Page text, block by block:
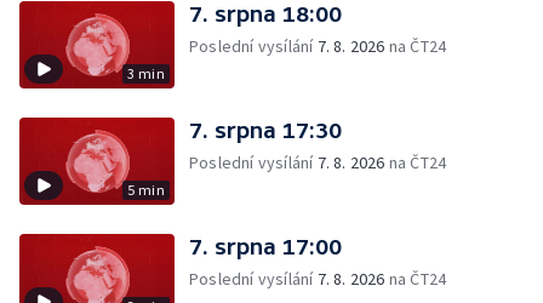
3 min
7. srpna 18:00
Poslední vysílání 7. 8. 2026 na ČT24
5 min
7. srpna 17:30
Poslední vysílání 7. 8. 2026 na ČT24
7. srpna 17:00
Poslední vysílání 7. 8. 2026 na ČT24